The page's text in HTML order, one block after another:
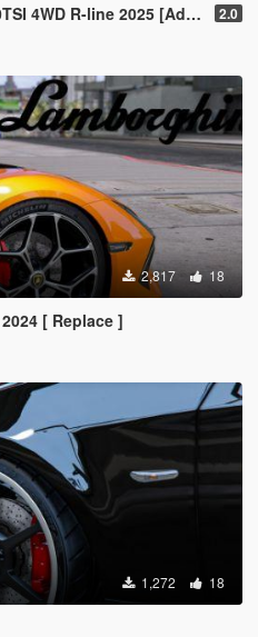
2025 [Add-On | Animated Sunroof] 2.0
2,817 18
[ Replace ]
1,272 18